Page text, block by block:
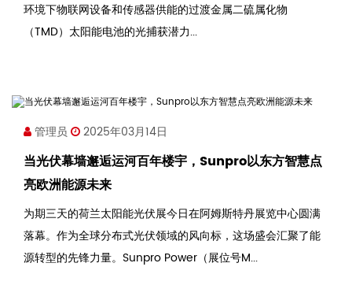
环境下物联网设备和传感器供能的过渡金属二硫属化物
（TMD）太阳能电池的光捕获潜力...
管理员 2025年03月14日
当光伏幕墙邂逅运河百年楼宇，Sunpro以东方智慧点
亮欧洲能源未来
为期三天的荷兰太阳能光伏展今日在阿姆斯特丹展览中心圆满
落幕。作为全球分布式光伏领域的风向标，这场盛会汇聚了能
源转型的先锋力量。Sunpro Power（展位号M...